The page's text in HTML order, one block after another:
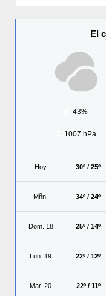
El
43%
1007 hPa
Hoy 30º / 25º
Mñn. 34º / 24º
Dom. 18 25º / 14º
Lun. 19 22º / 12º
Mar. 20 22º / 11º